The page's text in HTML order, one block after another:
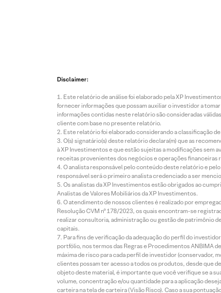
Disclaimer:
Este relatório de análise foi elaborado pela XP
fornecer informações que possam auxiliar o investidor a
informações contidas neste relatório são consideradas
cliente com base no presente relatório.
Este relatório foi elaborado considerando a classificação
O(s) signatário(s) deste relatório declara(m) que as
à XP Investimentos e que estão sujeitas a modificações sem
receitas provenientes dos negócios e operações financeiras
O analista responsável pelo conteúdo deste relatório e
responsável será o primeiro analista credenciado a ser
Os analistas da XP Investimentos estão obrigados ao
Analistas de Valores Mobiliários da XP Investimentos.
O atendimento de nossos clientes é realizado por
Resolução CVM nº 178/2023, os quais encontram-se
realizar consultoria, administração ou gestão de patrimônio
capitais.
Para fins de verificação da adequação do perfil do
portfólio, nos termos das Regras e Procedimentos ANBIMA
máxima de risco para cada perfil de investidor (conservador,
clientes possam ter acesso a todos os produtos, desde que
objeto deste material, é importante que você verifique se a
volume, concentração e/ou quantidade para a aplicação
carteira na tela de carteira (Visão Risco). Caso a sua